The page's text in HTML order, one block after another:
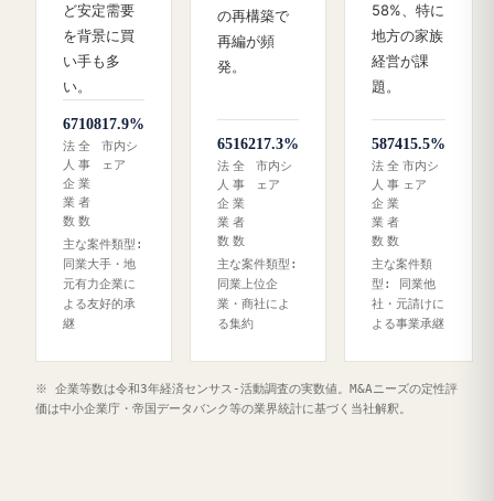
ど安定需要
を背景に買
い手も多
い。
67
法
人
企
業
数
108
全
事
業
者
数
17.9%
市内シ
ェア
主な案件類型:
同業大手・地
元有力企業に
よる友好的承
継
の再構築で
再編が頻
発。
65
法
人
企
業
数
162
全
事
業
者
数
17.3%
市内シ
ェア
主な案件類型:
同業上位企
業・商社によ
る集約
58%、特に
地方の家族
経営が課
題。
58
法
人
企
業
数
74
全
事
業
者
数
15.5%
市内シ
ェア
主な案件類
型: 同業他
社・元請けに
よる事業承継
※ 企業等数は令和3年経済センサス‐活動調査の実数値。M&Aニーズの定性評
価は中小企業庁・帝国データバンク等の業界統計に基づく当社解釈。